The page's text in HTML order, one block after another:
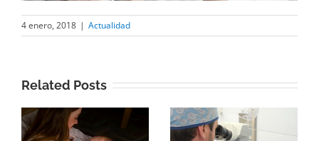
4 enero, 2018 | Actualidad
Related Posts